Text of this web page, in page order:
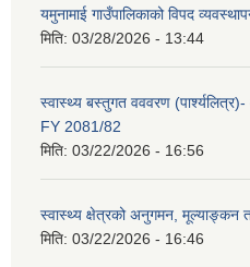
यमुनामाई गाउँपालिकाको विपद
मिति: 03/28/2026 - 13:44
स्वास्थ्य बस्तुगत वववरण
FY 2081/82
मिति: 03/22/2026 - 16:56
स्वास्थ्य क्षेत्रको अनुगमन, मूल्याङ्कन
मिति: 03/22/2026 - 16:46